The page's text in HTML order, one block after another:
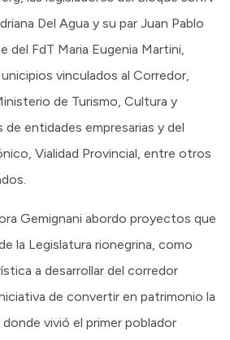
Del Agua y su par Juan Pablo
del FdT Maria Eugenia Martini,
vinculados al Corredor,
de Turismo, Cultura y
entidades empresarias y del
Vialidad Provincial, entre otros
Gemignani abordo proyectos que
la Legislatura rionegrina, como
a desarrollar del corredor
de convertir en patrimonio la
vivió el primer poblador